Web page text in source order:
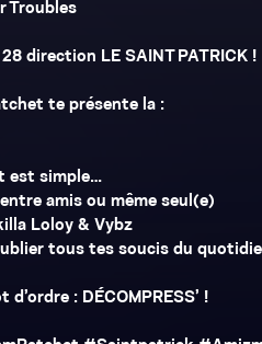
Troubles
direction LE SAINT PATRICK !
te présente la :
est simple…
amis ou même seul(e)
Loloy & Vybz
tous tes soucis du
d’ordre : DÉCOMPRESS’ !